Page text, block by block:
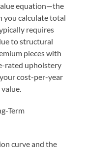
equation—the
you calculate total
requires
to structural
pieces with
rated upholstery
cost-per-year
Term
curve and the